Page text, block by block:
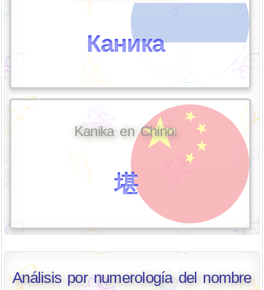
Каника
Kanika en Chino:
堪
Análisis por numerología del nombre